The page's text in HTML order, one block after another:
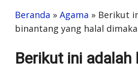
Beranda » Agama » Berikut
binantang yang halal
Berikut ini adalah